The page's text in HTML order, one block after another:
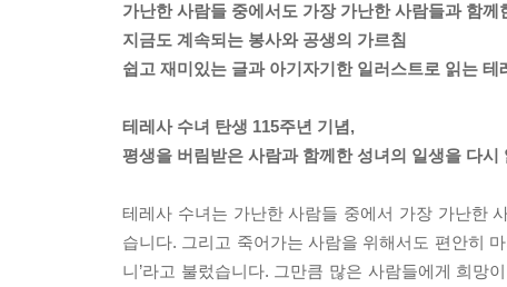
가난한 사람들 중에서도 가장 가난한 사람들과 함께
지금도 계속되는 봉사와 공생의 가르침
쉽고 재미있는 글과 아기자기한 일러스트로 읽는 테
테레사 수녀 탄생 115주년 기념,
평생을 버림받은 사람과 함께한 성녀의 일생을 다시
테레사 수녀는 가난한 사람들 중에서 가장 가난한
습니다. 그리고 죽어가는 사람을 위해서도 편안히
니’라고 불렀습니다. 그만큼 많은 사람들에게 희망